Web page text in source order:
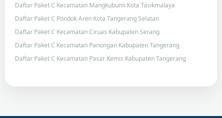
Daftar Paket C Kecamatan Mangkubumi Kota Tasikmalaya
Daftar Paket C Pondok Aren Kota Tangerang Selatan
Daftar Paket C Kecamatan Ciruas Kabupaten Serang
Daftar Paket C Kecamatan Panongan Kabupaten Tangerang
Daftar Paket C Kecamatan Pasar Kemis Kabupaten Tangerang